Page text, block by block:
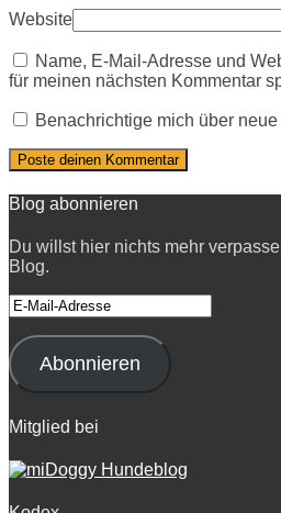
Website
Name, E-Mail-Adresse und
für meinen nächsten Kommentar
Benachrichtige mich über
Blog abonnieren
Du willst hier nichts mehr
Blog.
E-
Mail-
Adresse
Abonnieren
Mitglied bei